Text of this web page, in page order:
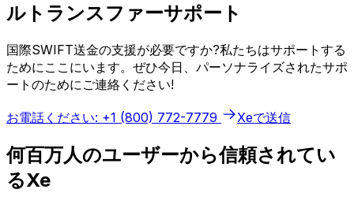
ルトランスファーサポート
国際SWIFT送金の支援が必要ですか?私たちはサポートする
ためにここにいます。ぜひ今日、パーソナライズされたサポ
ートのためにご連絡ください!
お電話ください: +1 (800) 772-7779 Xeで送信
何百万人のユーザーから信頼されてい
るXe